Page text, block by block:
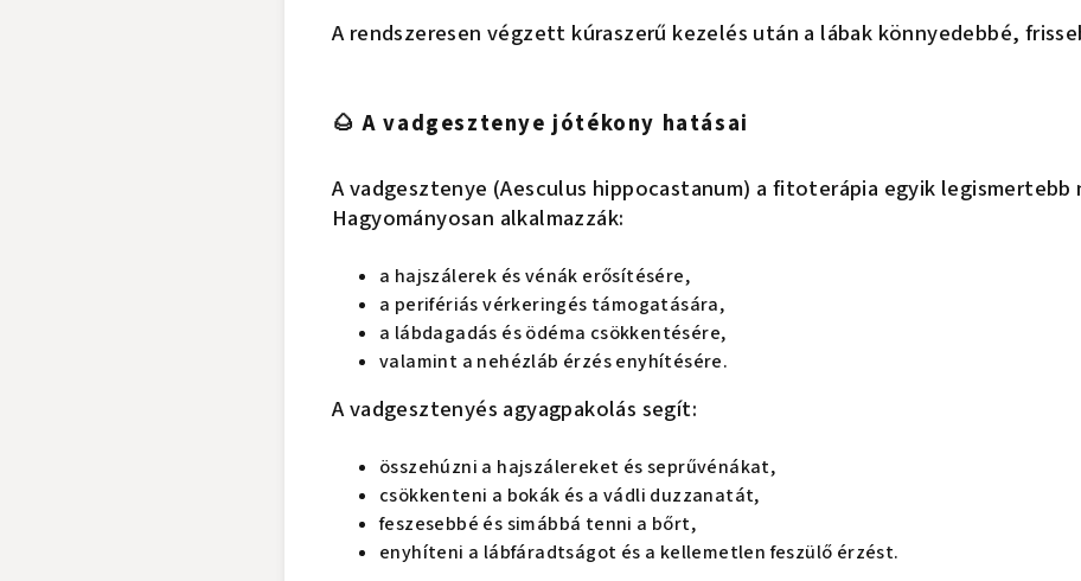
A rendszeresen végzett kúraszerű kezelés után a lábak könnyedebbé,
🌰 A vadgesztenye jótékony hatásai
A vadgesztenye (Aesculus hippocastanum) a fitoterápia egyik legismertebb
Hagyományosan alkalmazzák:
a hajszálerek és vénák erősítésére,
a perifériás vérkeringés támogatására,
a lábdagadás és ödéma csökkentésére,
valamint a nehézláb érzés enyhítésére.
A vadgesztenyés agyagpakolás segít:
összehúzni a hajszálereket és seprűvénákat,
csökkenteni a bokák és a vádli duzzanatát,
feszesebbé és simábbá tenni a bőrt,
enyhíteni a lábfáradtságot és a kellemetlen feszülő érzést.